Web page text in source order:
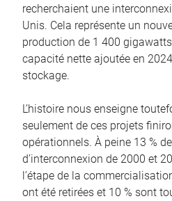
recherchaient une
Unis. Cela représente un
production de 1 400
capacité nette ajoutée en
stockage.
L’histoire nous enseigne
seulement de ces projets
opérationnels. À peine 13 %
d’interconnexion de 2000 et
l’étape de la
ont été retirées et 10 % sont